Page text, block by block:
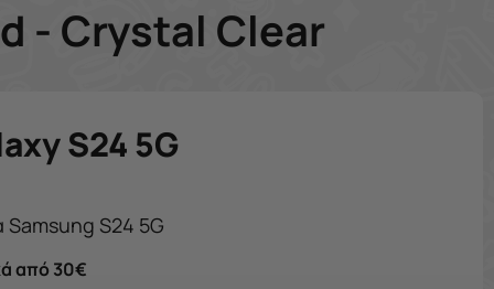
- Crystal Clear
S24 5G
από 30€